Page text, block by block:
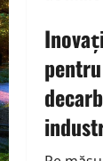
pentru